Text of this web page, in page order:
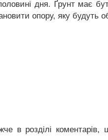
дня. Ґрунт має
опору, яку будуть
в розділі